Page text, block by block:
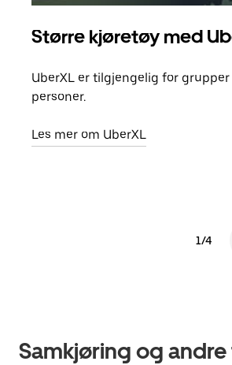
Større kjøretøy med
UberXL er tilgjengelig for
personer.
Les mer om UberXL
1/4
Samkjøring og